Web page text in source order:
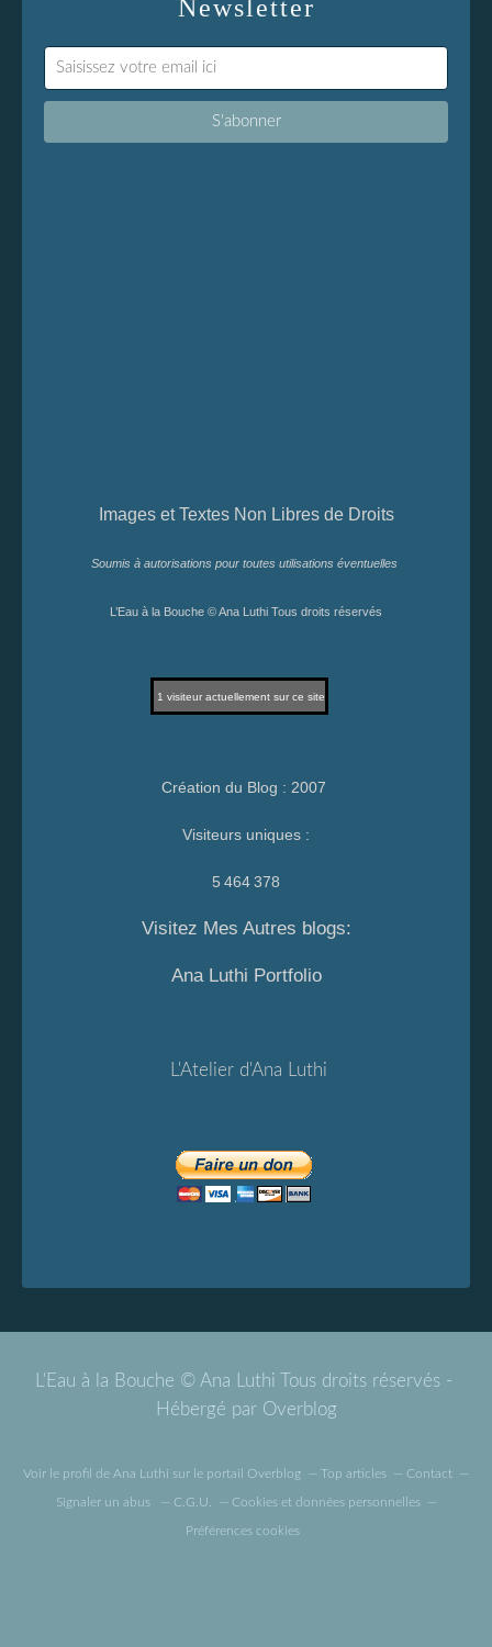
Newsletter
Images et Textes Non Libres de Droits
Soumis à autorisations pour toutes utilisations éventuelles
L’Eau à la Bouche © Ana Luthi Tous droits réservés
1 visiteur actuellement sur ce site
Création du Blog : 2007
Visiteurs uniques :
5 464 378
Visitez Mes Autres blogs:
Ana Luthi Portfolio
L'Atelier d'Ana Luthi
L'Eau à la Bouche © Ana Luthi Tous droits réservés -
Hébergé par Overblog
Voir le profil de Ana Luthi sur le portail Overblog Top articles Contact
Signaler un abus C.G.U. Cookies et données personnelles
Préférences cookies